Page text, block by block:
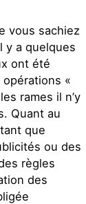
vous sachiez
y a quelques
ont été
«
rames il n’y
Quant au
que
ou des
règles
des